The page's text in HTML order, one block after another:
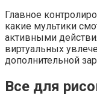
Главное
какие мультики
активными
виртуальных
дополнительной
Все для